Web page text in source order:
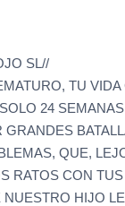
SL//
TU
24
QUE,
CON
HIJO